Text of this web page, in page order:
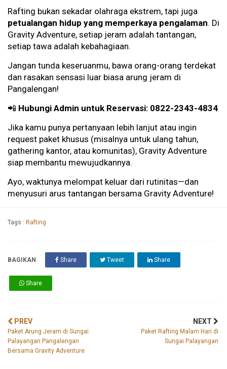
Rafting bukan sekadar olahraga ekstrem, tapi juga
petualangan hidup yang memperkaya pengalaman. Di
Gravity Adventure, setiap jeram adalah tantangan,
setiap tawa adalah kebahagiaan.
Jangan tunda keseruanmu, bawa orang-orang terdekat
dan rasakan sensasi luar biasa arung jeram di
Pangalengan!
📲 Hubungi Admin untuk Reservasi: 0822-2343-4834
Jika kamu punya pertanyaan lebih lanjut atau ingin
request paket khusus (misalnya untuk ulang tahun,
gathering kantor, atau komunitas), Gravity Adventure
siap membantu mewujudkannya.
Ayo, waktunya melompat keluar dari rutinitas—dan
menyusuri arus tantangan bersama Gravity Adventure!
Tags : Rafting
BAGIKAN Share Tweet Share
Share
PREV
Paket Arung Jeram di Sungai
Palayangan Pangalengan
Bersama Gravity Adventure
NEXT
Paket Rafting Malam Hari di
Sungai Palayangan